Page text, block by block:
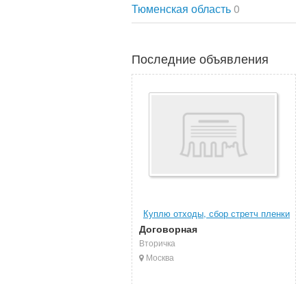
Тюменская область0
Последние объявления
Куплю отходы, сбор стретч пленки
Договорная
Вторичка
Москва